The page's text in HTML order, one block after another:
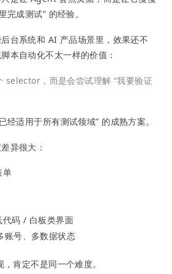
完成测试” 的经验。
台系统和 AI 产品场景里，效果还不
本自动化不太一样的价值：
selector，而是会尝试理解 “我要验证
经适用于所有测试领域” 的成熟方案。
异很大：
单
码 / 白板类界面
账号、多数据状态
肯定不是同一个难度。